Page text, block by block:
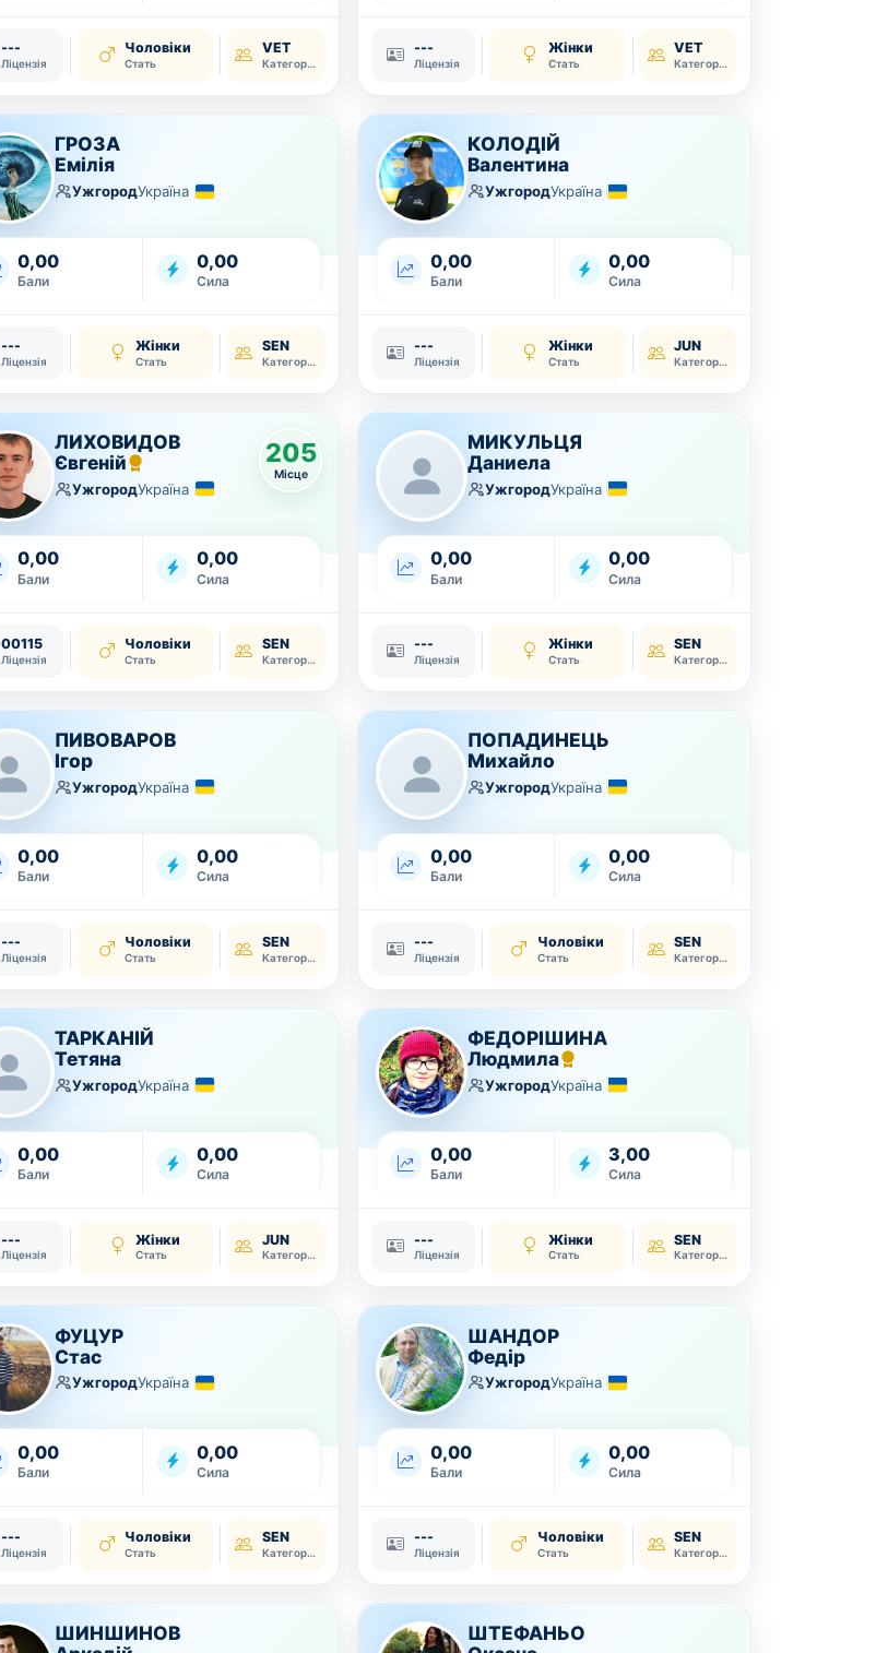
---
Ліцензія
Чоловіки
Стать
VET
Категорія
---
Ліцензія
Жінки
Стать
VET
Категорія
ГРОЗА
Емілія
УжгородУкраїна
0,00
Бали
0,00
Сила
---
Ліцензія
Жінки
Стать
SEN
Категорія
КОЛОДІЙ
Валентина
УжгородУкраїна
0,00
Бали
0,00
Сила
---
Ліцензія
Жінки
Стать
JUN
Категорія
ЛИХОВИДОВ
Євгеній
УжгородУкраїна
205
Місце
0,00
Бали
0,00
Сила
00115
Ліцензія
Чоловіки
Стать
SEN
Категорія
МИКУЛЬЦЯ
Даниела
УжгородУкраїна
0,00
Бали
0,00
Сила
---
Ліцензія
Жінки
Стать
SEN
Категорія
ПИВОВАРОВ
Ігор
УжгородУкраїна
0,00
Бали
0,00
Сила
---
Ліцензія
Чоловіки
Стать
SEN
Категорія
ПОПАДИНЕЦЬ
Михайло
УжгородУкраїна
0,00
Бали
0,00
Сила
---
Ліцензія
Чоловіки
Стать
SEN
Категорія
ТАРКАНІЙ
Тетяна
УжгородУкраїна
0,00
Бали
0,00
Сила
---
Ліцензія
Жінки
Стать
JUN
Категорія
ФЕДОРІШИНА
Людмила
УжгородУкраїна
0,00
Бали
3,00
Сила
---
Ліцензія
Жінки
Стать
SEN
Категорія
ФУЦУР
Стас
УжгородУкраїна
0,00
Бали
0,00
Сила
---
Ліцензія
Чоловіки
Стать
SEN
Категорія
ШАНДОР
Федір
УжгородУкраїна
0,00
Бали
0,00
Сила
---
Ліцензія
Чоловіки
Стать
SEN
Категорія
ШИНШИНОВ
ШТЕФАНЬО